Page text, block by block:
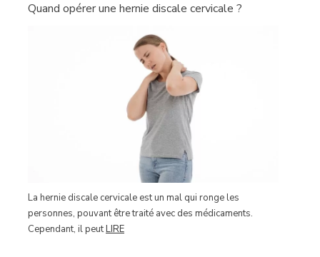
Quand opérer une hernie discale cervicale ?
La hernie discale cervicale est un mal qui ronge les
personnes, pouvant être traité avec des médicaments.
Cependant, il peutLIRE